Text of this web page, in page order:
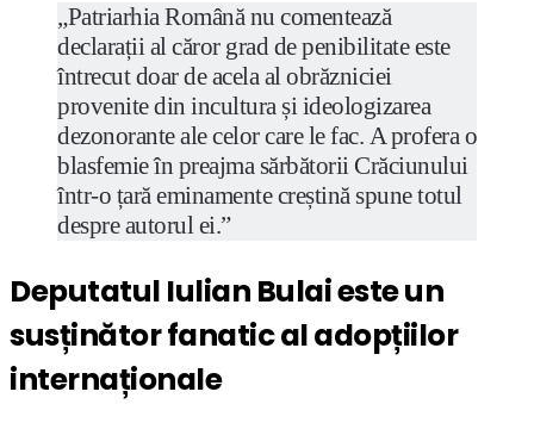
„Patriarhia Română nu comentează
declarații al căror grad de penibilitate este
întrecut doar de acela al obrăzniciei
provenite din incultura și ideologizarea
dezonorante ale celor care le fac. A profera o
blasfemie în preajma sărbătorii Crăciunului
într-o țară eminamente creștină spune totul
despre autorul ei.”
Deputatul Iulian Bulai este un
susținător fanatic al adopțiilor
internaționale